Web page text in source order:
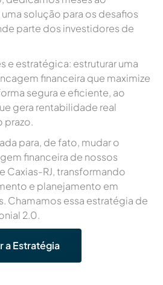
solução para os desafios
parte dos investidores de
e estratégica: estruturar uma
financeira que maximize
segura e eficiente, ao
gera rentabilidade real
prazo.
para, de fato, mudar o
financeira de nossos
Caxias-RJ, transformando
e planejamento em
Chamamos essa estratégia de
2.0.
a Estratégia